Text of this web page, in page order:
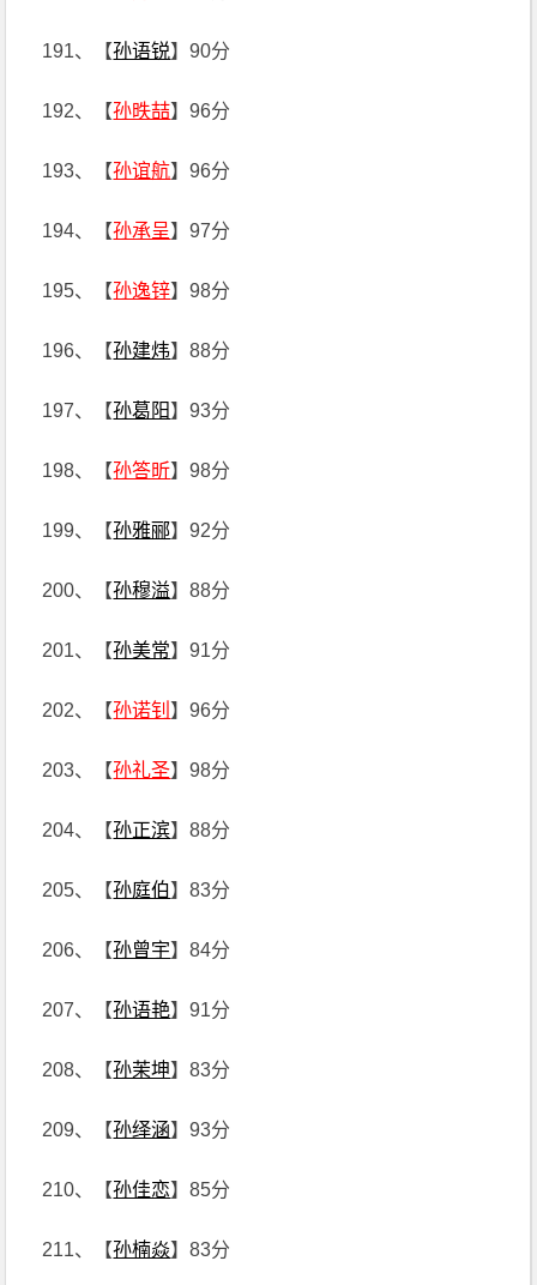
191、【孙语锐】90分
192、【孙昳喆】96分
193、【孙谊航】96分
194、【孙承呈】97分
195、【孙逸锌】98分
196、【孙建炜】88分
197、【孙葛阳】93分
198、【孙答昕】98分
199、【孙雅郦】92分
200、【孙穆溢】88分
201、【孙美常】91分
202、【孙诺钊 】96分
203、【孙礼圣】98分
204、【孙正滨】88分
205、【孙庭伯】83分
206、【孙曾宇】84分
207、【孙语艳】91分
208、【孙茉坤】83分
209、【孙绎涵】93分
210、【孙佳恋】85分
211、【孙楠焱】83分